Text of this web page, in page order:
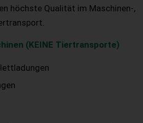
höchste Qualität im Maschinen-,
(KEINE Tiertransporte)